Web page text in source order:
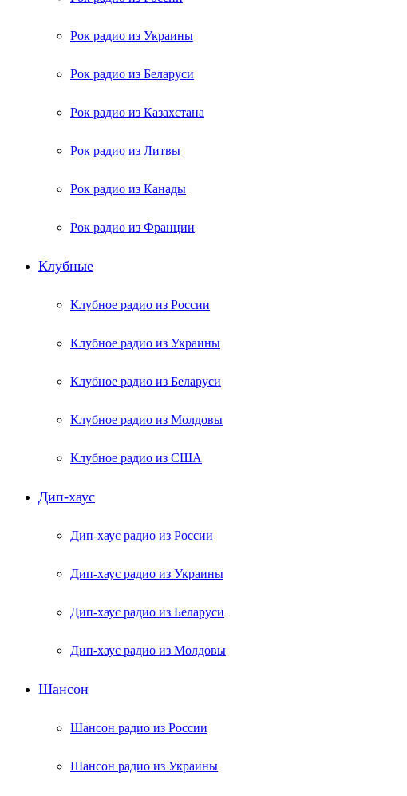
Рок радио из Украины
Рок радио из Беларуси
Рок радио из Казахстана
Рок радио из Литвы
Рок радио из Канады
Рок радио из Франции
Клубные
Клубное радио из России
Клубное радио из Украины
Клубное радио из Беларуси
Клубное радио из Молдовы
Клубное радио из США
Дип-хаус
Дип-хаус радио из России
Дип-хаус радио из Украины
Дип-хаус радио из Беларуси
Дип-хаус радио из Молдовы
Шансон
Шансон радио из России
Шансон радио из Украины